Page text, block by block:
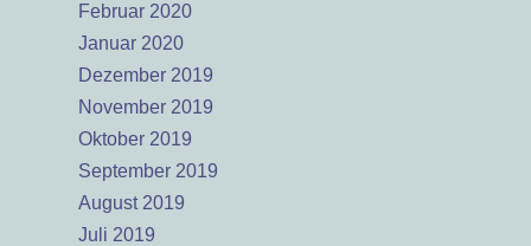
Februar 2020
Januar 2020
Dezember 2019
November 2019
Oktober 2019
September 2019
August 2019
Juli 2019